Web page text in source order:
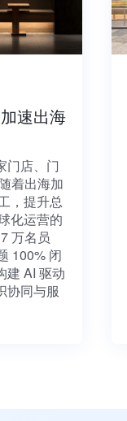
，加速出海
家门店、门
。随着出海加
员工，提升总
全球化运营的
盖 7 万名员
问题 100% 闭
并构建 AI 驱动
组织协同与服